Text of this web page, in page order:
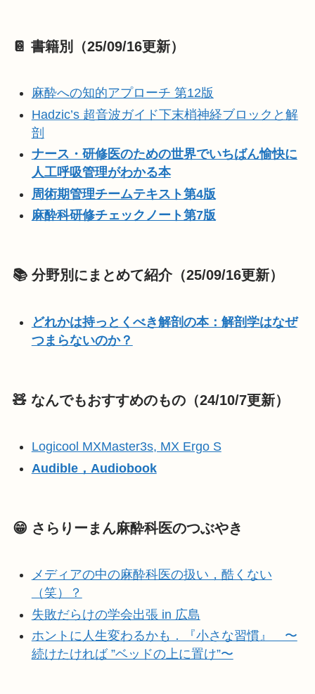
📔 書籍別（25/09/16更新）
麻酔への知的アプローチ 第12版
Hadzic’s 超音波ガイド下末梢神経ブロックと解
剖
ナース・研修医のための世界でいちばん愉快に
人工呼吸管理がわかる本
周術期管理チームテキスト第4版
麻酔科研修チェックノート第7版
📚 分野別にまとめて紹介（25/09/16更新）
どれかは持っとくべき解剖の本：解剖学はなぜ
つまらないのか？
🧸 なんでもおすすめのもの（24/10/7更新）
Logicool MXMaster3s, MX Ergo S
Audible，Audiobook
😁 さらりーまん麻酔科医のつぶやき
メディアの中の麻酔科医の扱い，酷くない
（笑）？
失敗だらけの学会出張 in 広島
ホントに人生変わるかも．『小さな習慣』 〜
続けたければ ”ベッドの上に置け”〜